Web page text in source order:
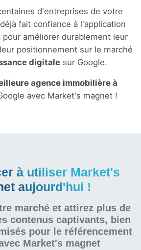
d'entreprises de votre
fait confiance à l'application
améliorer durablement leur
positionnement sur le marché
digitale sur Google.
agence immobilière à
avec Market's magnet !
à utiliser Market's
aujourd'hui !
marché et attirez plus de
contenus captivants, bien
pour le référencement
Market's magnet